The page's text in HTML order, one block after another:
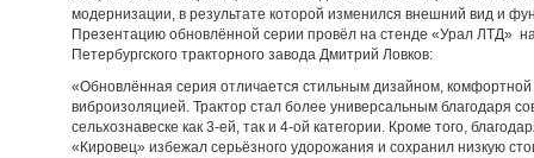
модернизации, в результате которой изменился внешний вид и
Презентацию обновлённой серии провёл на стенде «Урал ЛТД»
Петербургского тракторного завода Дмитрий Ловков:
«Обновлённая серия отличается стильным дизайном,
виброизоляцией. Трактор стал более универсальным благодаря
сельхознавеске как 3-ей, так и 4-ой категории. Кроме того,
«Кировец» избежал серьёзного удорожания и сохранил низкую